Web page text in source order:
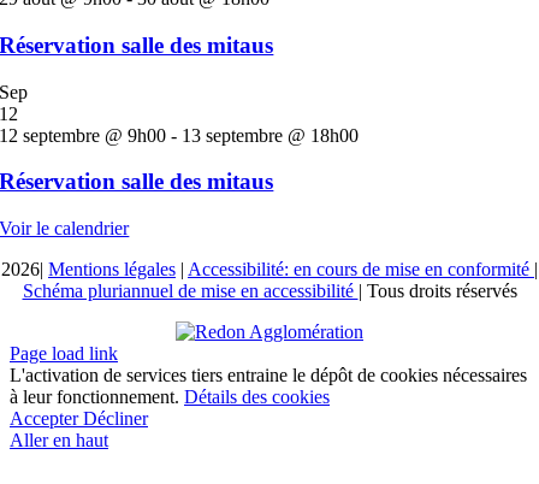
Réservation salle des mitaus
Sep
12
12 septembre @ 9h00 - 13 septembre @ 18h00
Réservation salle des mitaus
Voir le calendrier
2026| Mentions légales | Accessibilité: en cours de mise en conformité |
Schéma pluriannuel de mise en accessibilité | Tous droits réservés
Page load link
L'activation de services tiers entraine le dépôt de cookies nécessaires
à leur fonctionnement. Détails des cookies
AccepterDécliner
Aller en haut